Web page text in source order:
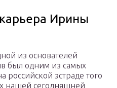
Ирины
из основателей
был одним из самых
эстраде того
нашей сегодняшней